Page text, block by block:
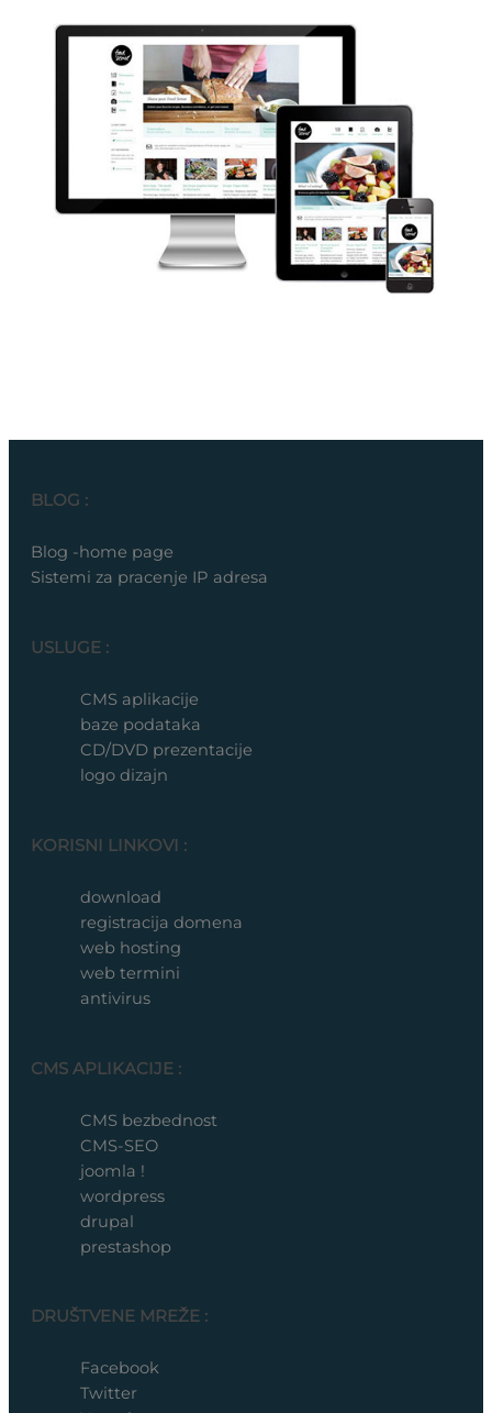
BLOG :
Blog -home page
Sistemi za pracenje IP adresa
USLUGE :
CMS aplikacije
baze podataka
CD/DVD prezentacije
logo dizajn
KORISNI LINKOVI :
download
registracija domena
web hosting
web termini
antivirus
CMS APLIKACIJE :
CMS bezbednost
CMS-SEO
joomla !
wordpress
drupal
prestashop
DRUŠTVENE MREŽE :
Facebook
Twitter